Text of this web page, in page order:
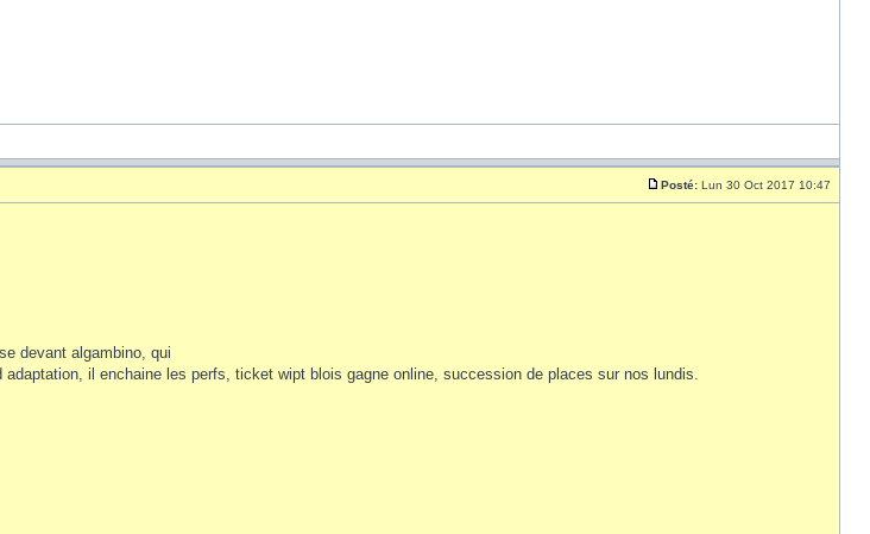
Posté: Lun 30 Oct 2017 10:47
devant algambino, qui
il enchaine les perfs, ticket wipt blois gagne online, succession de places sur nos lundis.